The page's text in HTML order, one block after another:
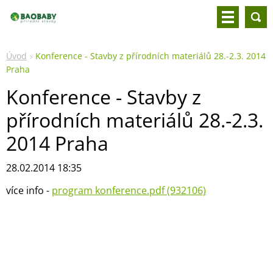
Úvod
Konference - Stavby z přírodních materiálů 28.-2.3. 2014
Praha
Konference - Stavby z
přírodních materiálů 28.-2.3.
2014 Praha
28.02.2014 18:35
více info - program konference.pdf (932106)